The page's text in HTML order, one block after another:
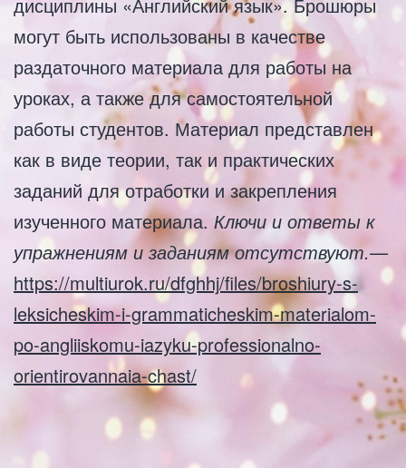
могут быть использованы в качестве
раздаточного материала для работы на
уроках, а также для самостоятельной
работы студентов. Материал представлен
как в виде теории, так и практических
заданий для отработки и закрепления
изученного материала. Ключи и ответы к
упражнениям и заданиям отсутствуют.—
https://multiurok.ru/dfghhj/files/broshiury-s-
leksicheskim-i-grammaticheskim-materialom-
po-angliiskomu-iazyku-professionalno-
orientirovannaia-chast/